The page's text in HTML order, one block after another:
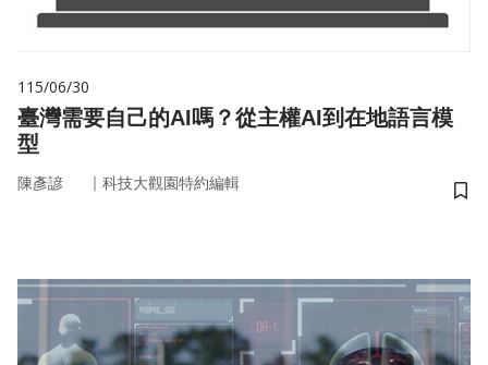
115/06/30
臺灣需要自己的AI嗎？從主權AI到在地語言模
型
陳彥諺 ｜ 科技大觀園特約編輯
儲